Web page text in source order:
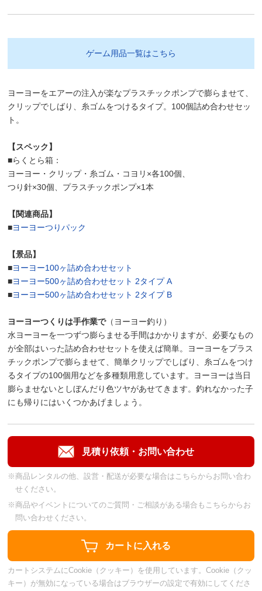
ゲーム用品一覧はこちら
ヨーヨーをエアーの注入が楽なプラスチックポンプで膨らませて、
クリップでしばり、糸ゴムをつけるタイプ。100個詰め合わせセッ
ト。
【スペック】
■らくとら箱：
ヨーヨー・クリップ・糸ゴム・コヨリ×各100個、
つり針×30個、プラスチックポンプ×1本
【関連商品】
■ヨーヨーつりパック
【景品】
■ヨーヨー100ヶ詰め合わせセット
■ヨーヨー500ヶ詰め合わせセット 2タイプ A
■ヨーヨー500ヶ詰め合わせセット 2タイプ B
ヨーヨーつくりは手作業で（ヨーヨー釣り）
水ヨーヨーを一つずつ膨らませる手間はかかりますが、必要なもの
が全部はいった詰め合わせセットを使えば簡単。ヨーヨーをプラス
チックポンプで膨らませて、簡単クリップでしばり、糸ゴムをつけ
るタイプの100個用などを多種類用意しています。ヨーヨーは当日
膨らませないとしぼんだり色ツヤがあせてきます。釣れなかった子
にも帰りにはいくつかあげましょう。
※商品レンタルの他、設営・配送が必要な場合はこちらからお問い合わ
せください。
※商品やイベントについてのご質問・ご相談がある場合もこちらからお
問い合わせください。
カートシステムにCookie（クッキー）を使用しています。Cookie（クッ
キー）が無効になっている場合はブラウザーの設定で有効にしてくださ